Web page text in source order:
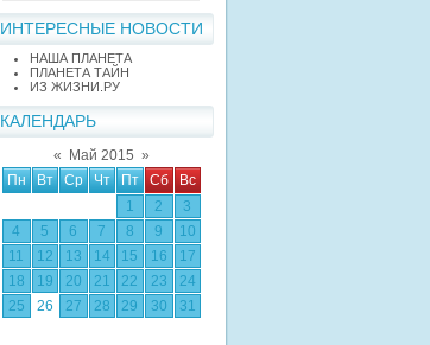
ИНТЕРЕСНЫЕ НОВОСТИ
НАША ПЛАНЕТА
ПЛАНЕТА ТАЙН
ИЗ ЖИЗНИ.РУ
КАЛЕНДАРЬ
« Май 2015 »
Пн
Вт Ср Чт Пт Сб
Вс
1
2
3
4
5 6 7 8 9
10
11
12 13 14 15 16
17
18
19 20 21 22 23
24
25
26 27 28 29 30 31